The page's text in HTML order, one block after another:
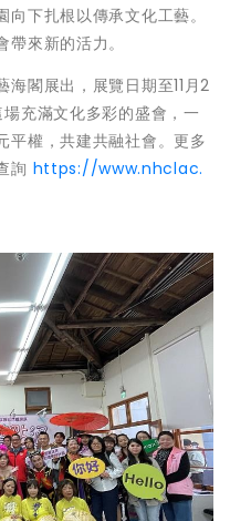
下扎根以傳承文化工藝。
來新的活力。
閣展出，展覽日期至11月2
充滿文化多彩的盛會，一
平權，共建共融社會。更多
詢 https://www.nhclac.